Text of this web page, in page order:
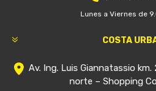
Lunes a Viernes de
COSTA
Av. Ing. Luis Giannatassio
norte – Shopping